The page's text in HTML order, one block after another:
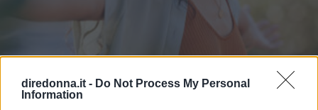
diredonna.it - Do Not Process My Personal
Information